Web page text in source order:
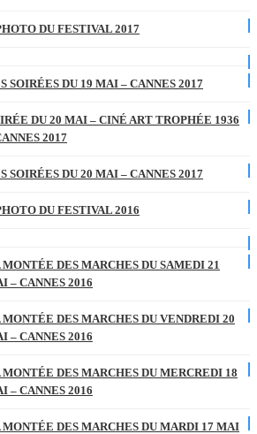
DU FESTIVAL 2017
SOIRÉES DU 19 MAI – CANNES 2017
DU 20 MAI – CINÉ ART TROPHÉE 1936
2017
SOIRÉES DU 20 MAI – CANNES 2017
DU FESTIVAL 2016
DES MARCHES DU SAMEDI 21
– CANNES 2016
DES MARCHES DU VENDREDI 20
– CANNES 2016
DES MARCHES DU MERCREDI 18
– CANNES 2016
MONTÉE DES MARCHES DU MARDI 17 MAI